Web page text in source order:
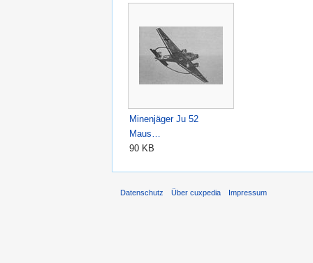
Minenjäger Ju 52
Maus…
90 KB
Datenschutz Über cuxpedia Impressum